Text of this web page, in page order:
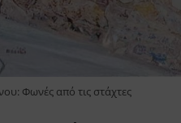
Φωνές από τις στάχτες